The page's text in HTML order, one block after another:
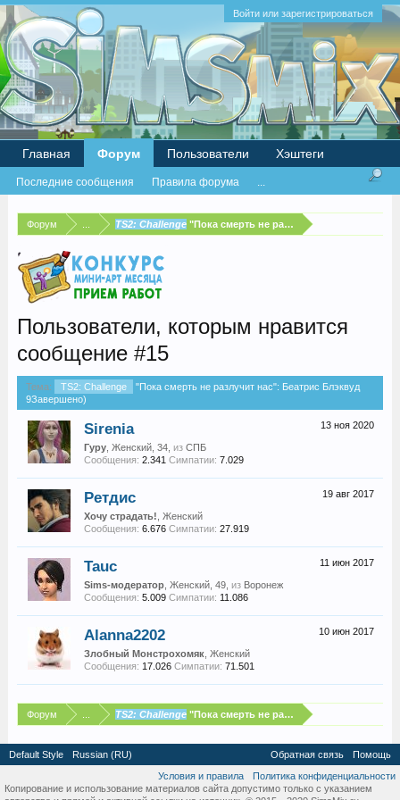
Войти или зарегистрироваться
Форум TS2: Challenge"Пока смерть не разлучит нас": Беатрис
Пользователи, которым нравится
сообщение #15
Тема: TS2: Challenge
"Пока смерть не разлучит нас": Беатрис Блэквуд
9Завершено)
13 ноя 2020
Sirenia
Гуру, Женский, 34, из СПБ
Сообщения: 2.341 Симпатии: 7.029
19 авг 2017
Ретдис
Хочу страдать! , Женский
Сообщения: 6.676 Симпатии: 27.919
11 июн 2017
Tauc
Sims-модератор, Женский, 49, из Воронеж
Сообщения: 5.009 Симпатии: 11.086
10 июн 2017
Alanna2202
Злобный Монстрохомяк, Женский
Сообщения: 17.026 Симпатии: 71.501
Форум TS2: Challenge"Пока смерть не разлучит нас": Беатрис
Главная Форум
Последние сообщения Правила форума ...
Пользователи Хэштеги
Default Style Russian (RU) Обратная связь
Помощь
Условия и правила
Политика конфиденциальности
Копирование и использование материалов сайта допустимо только с указанием